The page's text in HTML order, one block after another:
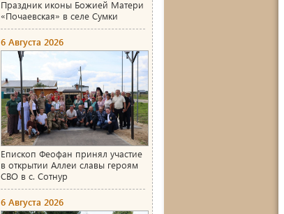
Праздник иконы Божией Матери
«Почаевская» в селе Сумки
6 Августа 2026
Епископ Феофан принял участие
в открытии Аллеи славы героям
СВО в с. Сотнур
6 Августа 2026